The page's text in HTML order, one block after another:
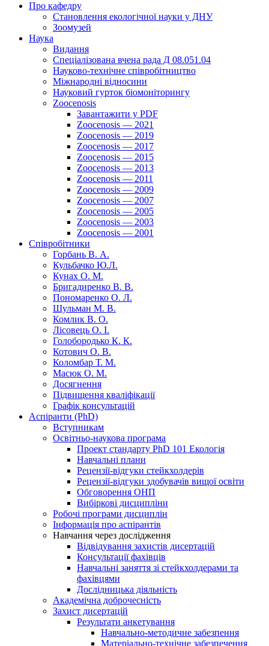
Про кафедру
Cтановлення екологічної науки у ДНУ
Зоомузей
Наука
Видання
Спеціалізована вчена рада Д 08.051.04
Науково-технічне співробітництво
Міжнародні відносини
Науковий гурток біомоніторингу
Zoocenosis
Завантажити у PDF
Zoocenosis — 2021
Zoocenosis — 2019
Zoocenosis — 2017
Zoocenosis — 2015
Zoocenosis — 2013
Zoocenosis — 2011
Zoocenosis — 2009
Zoocenosis — 2007
Zoocenosis — 2005
Zoocenosis — 2003
Zoocenosis — 2001
Співробітники
Горбань В. А.
Кульбачко Ю.Л.
Кунах О. М.
Бригадиренко В. В.
Пономаренко О. Л.
Шульман М. В.
Комлик В. О.
Лісовець О. І.
Голобородько К. К.
Котович О. В.
Коломбар Т. М.
Масюк О. М.
Досягнення
Підвищення кваліфікації
Графік консультацій
Аспіранти (PhD)
Вступникам
Освітньо-наукова програма
Проект стандарту PhD 101 Екологія
Навчальні плани
Рецензії-відгуки стейкхолдерів
Рецензії-відгуки здобувачів вищої освіти
Обговорення ОНП
Вибіркові дисципліни
Робочі програми дисциплін
Інформація про аспірантів
Навчання через дослідження
Відвідування захистів дисертацій
Консультації фахівців
Навчальні заняття зі стейкхолдерами та
фахівцями
Дослідницька діяльність
Академічна доброчесність
Захист дисертацій
Результати анкетування
Навчально-методичне забезпення
Матеріально-технічне забезпечення